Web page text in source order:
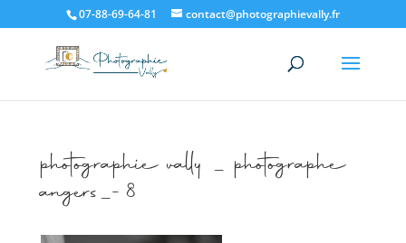
07-88-69-64-81 contact@photographievally.fr
photographie vally _ photographe
angers_-8